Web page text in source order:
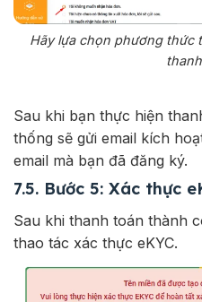
Hãy lựa chọn phương thức
Sau khi bạn thực hiện
thống sẽ gửi email kích
email mà bạn đã đăng ký.
7.5. Bước 5: Xác thực
Sau khi thanh toán thành
thao tác xác thực eKYC.